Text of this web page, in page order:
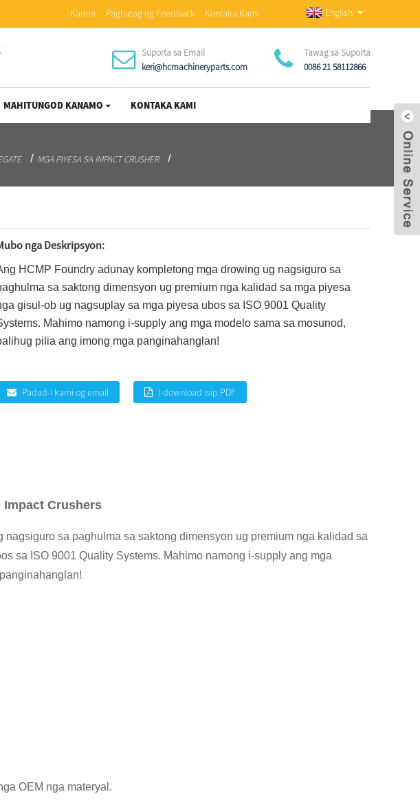
Karera Paghatag og Feedback Kontaka Kami English
Suporta sa Email
keri@hcmachineryparts.com
Tawag sa Suporta
0086 21 58112866
MAHITUNGOD KANAMO KONTAKA KAMI
MGA PIYESA SA IMPACT CRUSHER
nga Deskripsyon:
HCMP Foundry adunay kompletong mga drowing ug nagsiguro sa
sa saktong dimensyon ug premium nga kalidad sa mga piyesa
gisul-ob ug nagsuplay sa mga piyesa ubos sa ISO 9001 Quality
Mahimo namong i-supply ang mga modelo sama sa mosunod,
pilia ang imong mga panginahanglan!
Padad-i kami og email I-download isip PDF
Impact Crushers
sa paghulma sa saktong dimensyon ug premium nga kalidad sa
sa ISO 9001 Quality Systems. Mahimo namong i-supply ang mga
OEM nga materyal.